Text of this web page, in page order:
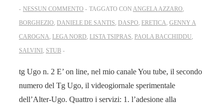
NESSUN COMMENTO
TAGGATO CON ANGELA AZZARO,
BORGHEZIO, DANIELE DE SANTIS, DASPO, ERETICA, GENNY A
CAROGNA, LEGA NORD, LISTA TSIPRAS, PAOLA BACCHIDDU,
SALVINI , STUB
tg Ugo n. 2 E’ on line, nel mio canale You tube, il secondo
numero del Tg Ugo, il videogiornale sperimentale
dell’Alter-Ugo. Quattro i servizi: 1. l’adesione alla